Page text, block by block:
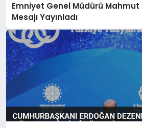
Emniyet Genel Müdürü
Mesajı Yayınladı